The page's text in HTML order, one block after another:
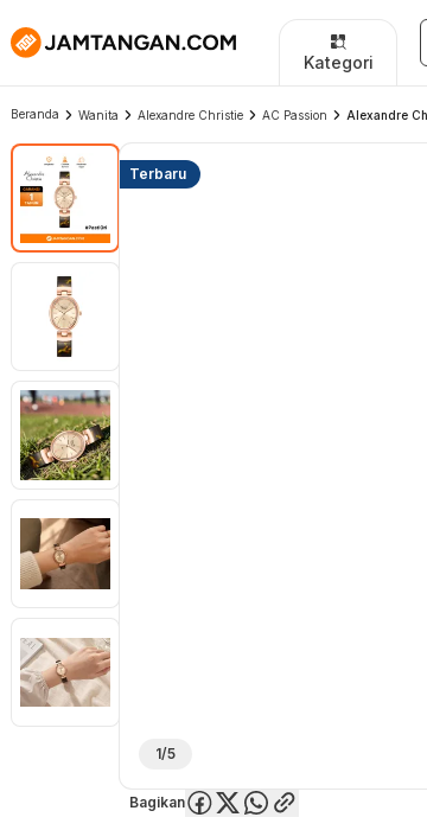
Kategori
Beranda Wanita Alexandre Christie AC Passion Alexandre
Terbaru
1/5
Bagikan